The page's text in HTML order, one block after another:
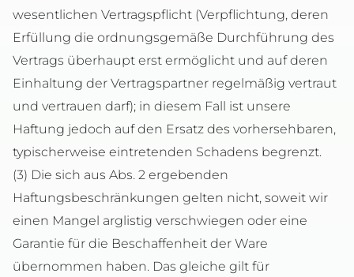
wesentlichen Vertragspflicht (Verpflichtung, deren
Erfüllung die ordnungsgemäße Durchführung des
Vertrags überhaupt erst ermöglicht und auf deren
Einhaltung der Vertragspartner regelmäßig vertraut
und vertrauen darf); in diesem Fall ist unsere
Haftung jedoch auf den Ersatz des vorhersehbaren,
typischerweise eintretenden Schadens begrenzt.
(3) Die sich aus Abs. 2 ergebenden
Haftungsbeschränkungen gelten nicht, soweit wir
einen Mangel arglistig verschwiegen oder eine
Garantie für die Beschaffenheit der Ware
übernommen haben. Das gleiche gilt für